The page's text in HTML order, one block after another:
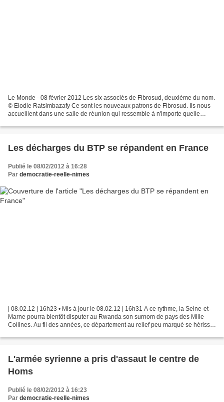
Le Monde - 08 février 2012 Les six associés de Fibrosud, deuxième du nom.
© Elodie Ratsimbazafy Ce sont les nouveaux patrons de Fibrosud. Ils nous
accueillent dans une salle de réunion qui ressemble à n'importe quelle
Les décharges du BTP se répandent en France
Publié le 08/02/2012 à 16:28
Par democratie-reelle-nimes
| 08.02.12 | 16h23 • Mis à jour le 08.02.12 | 16h31 A ce rythme, la Seine-et-
Marne pourra bientôt disputer au Rwanda son surnom de pays des Mille
Collines. Au fil des années, ce département au relief peu marqué se hérisse
L'armée syrienne a pris d'assaut le centre de
Homs
Publié le 08/02/2012 à 16:23
Par democratie-reelle-nimes